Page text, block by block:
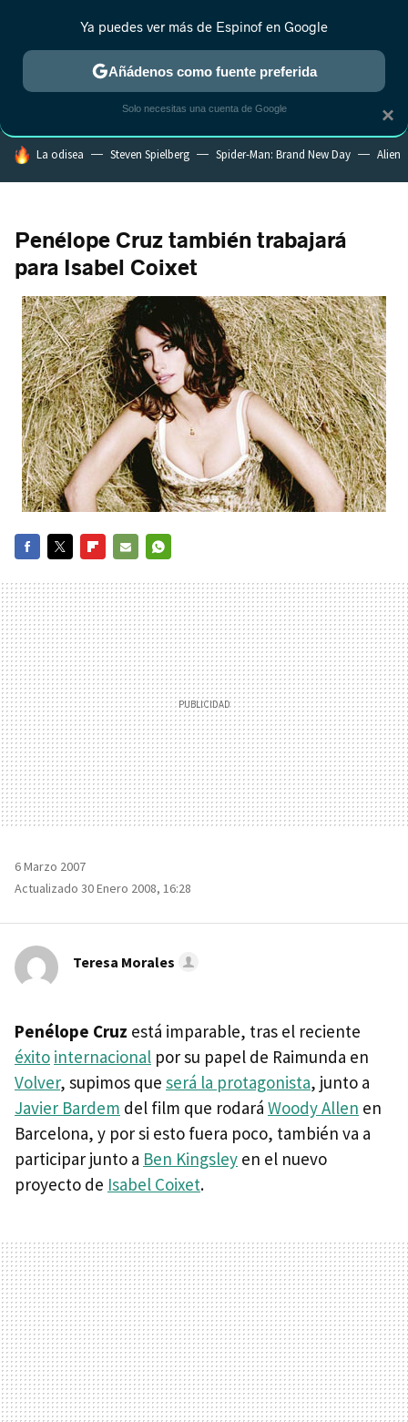
ESTRENOS REALITY ANIME RANKINGS CINE
HOY SE HABLA DE
La odisea Steven Spielberg Spider-Man: Brand New Day Alien
Penélope Cruz también trabajará
para Isabel Coixet
MAIL
6 Marzo 2007
Actualizado 30 Enero 2008, 16:28
Teresa Morales
Penélope Cruz está imparable, tras el reciente
éxito internacional por su papel de Raimunda en
Volver, supimos que será la protagonista, junto a
Javier Bardem del film que rodará Woody Allen en
Barcelona, y por si esto fuera poco, también va a
participar junto a Ben Kingsley en el nuevo
proyecto de Isabel Coixet.
×
Ya puedes ver más de Espinof en Google
Añádenos como fuente preferida
Solo necesitas una cuenta de Google